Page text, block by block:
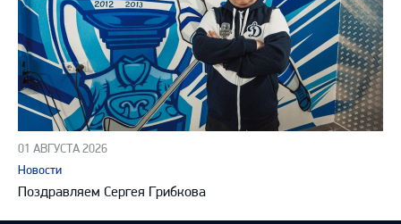
01 АВГУСТА 2026
Новости
Поздравляем Сергея Грибкова